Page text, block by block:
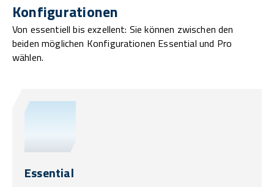
Konfigurationen
Von essentiell bis exzellent: Sie können zwischen den
beiden möglichen Konfigurationen Essential und Pro
wählen.
Essential